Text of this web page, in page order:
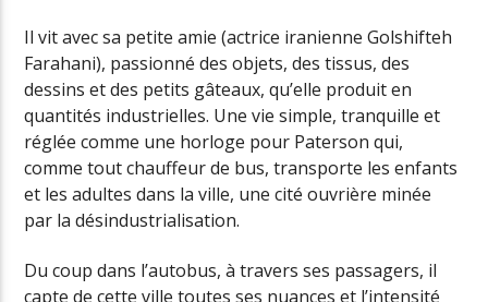
Il vit avec sa petite amie (actrice iranienne Golshifteh
Farahani), passionné des objets, des tissus, des
dessins et des petits gâteaux, qu’elle produit en
quantités industrielles. Une vie simple, tranquille et
réglée comme une horloge pour Paterson qui,
comme tout chauffeur de bus, transporte les enfants
et les adultes dans la ville, une cité ouvrière minée
par la désindustrialisation.
Du coup dans l’autobus, à travers ses passagers, il
capte de cette ville toutes ses nuances et l’intensité